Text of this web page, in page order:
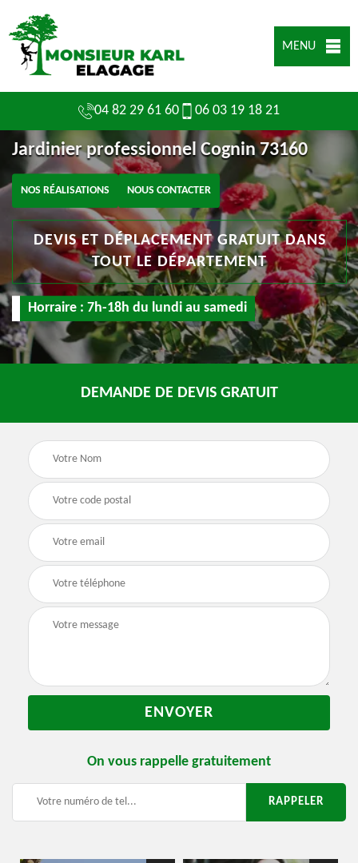
MENU
04 82 29 61 60 06 03 19 18 21
Jardinier professionnel Cognin 73160
NOS RÉALISATIONS NOUS CONTACTER
DEVIS ET DÉPLACEMENT GRATUIT DANS
TOUT LE DÉPARTEMENT
Horraire : 7h-18h du lundi au samedi
DEMANDE DE DEVIS GRATUIT
On vous rappelle gratuitement